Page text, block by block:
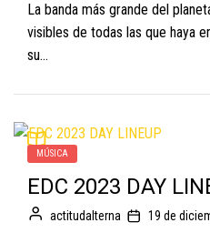
La banda más grande del
visibles de todas las que haya
su...
MÚSICA
EDC 2023 DAY
actitudalterna 19 de